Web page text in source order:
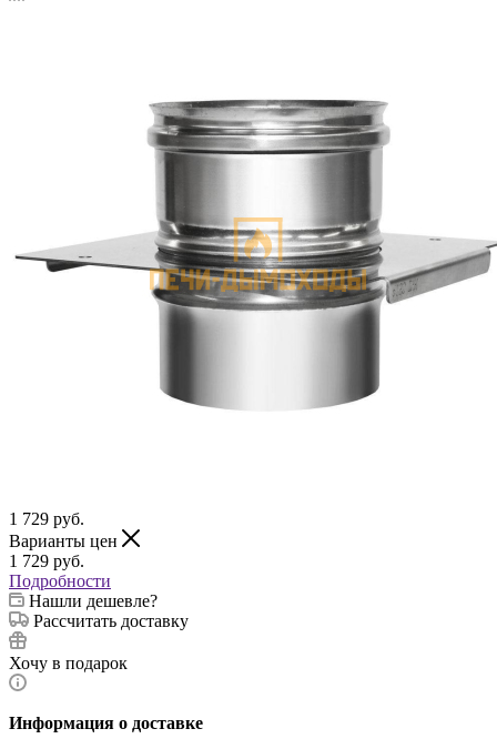
1 729 руб.
Варианты цен
1 729 руб.
Подробности
Нашли дешевле?
Рассчитать доставку
Хочу в подарок
Информация о доставке